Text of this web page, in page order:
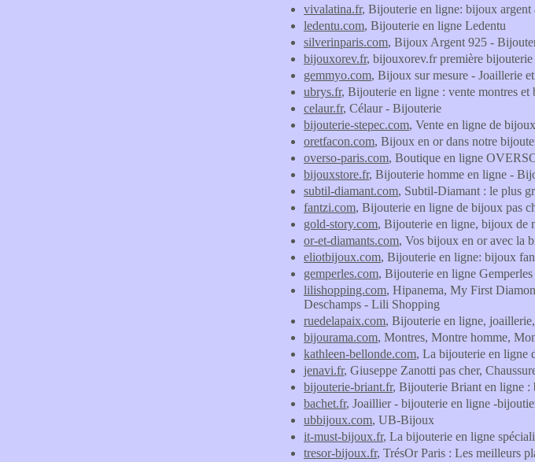
vivalatina.fr, Bijouterie en ligne: bijoux argent
ledentu.com, Bijouterie en ligne Ledentu
silverinparis.com, Bijoux Argent 925 -
bijouxorev.fr, bijouxorev.fr première
gemmyo.com, Bijoux sur mesure - Joaillerie
ubrys.fr, Bijouterie en ligne : vente montres
celaur.fr, Célaur - Bijouterie
bijouterie-stepec.com, Vente en ligne de
oretfacon.com, Bijoux en or dans notre
overso-paris.com, Boutique en ligne
bijouxstore.fr, Bijouterie homme en ligne -
subtil-diamant.com, Subtil-Diamant : le plus
fantzi.com, Bijouterie en ligne de bijoux pas
gold-story.com, Bijouterie en ligne, bijoux de
or-et-diamants.com, Vos bijoux en or avec la
eliotbijoux.com, Bijouterie en ligne: bijoux
gemperles.com, Bijouterie en ligne
lilishopping.com, Hipanema, My First
Deschamps - Lili Shopping
ruedelapaix.com, Bijouterie en ligne,
bijourama.com, Montres, Montre homme,
kathleen-bellonde.com, La bijouterie en ligne
jenavi.fr, Giuseppe Zanotti pas cher,
bijouterie-briant.fr, Bijouterie Briant en ligne :
bachet.fr, Joaillier - bijouterie en ligne -
ubbijoux.com, UB-Bijoux
it-must-bijoux.fr, La bijouterie en ligne
tresor-bijoux.fr, TrésOr Paris : Les meilleurs